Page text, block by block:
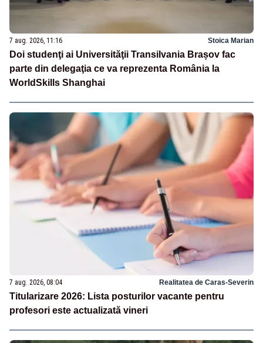
7 aug. 2026, 11:16 Stoica Marian
Doi studenţi ai Universităţii Transilvania Brașov fac
parte din delegaţia ce va reprezenta România la
WorldSkills Shanghai
7 aug. 2026, 08:04 Realitatea de Caras-Severin
Titularizare 2026: Lista posturilor vacante pentru
profesori este actualizată vineri